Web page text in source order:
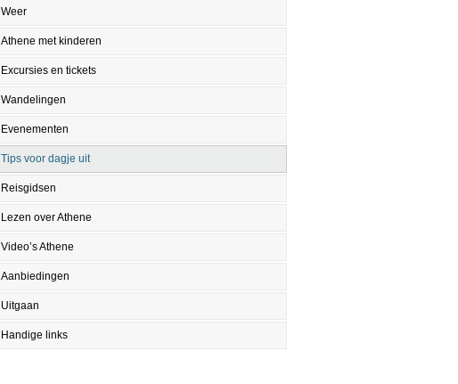
Weer
Athene met kinderen
Excursies en tickets
Wandelingen
Evenementen
Tips voor dagje uit
Reisgidsen
Lezen over Athene
Video’s Athene
Aanbiedingen
Uitgaan
Handige links